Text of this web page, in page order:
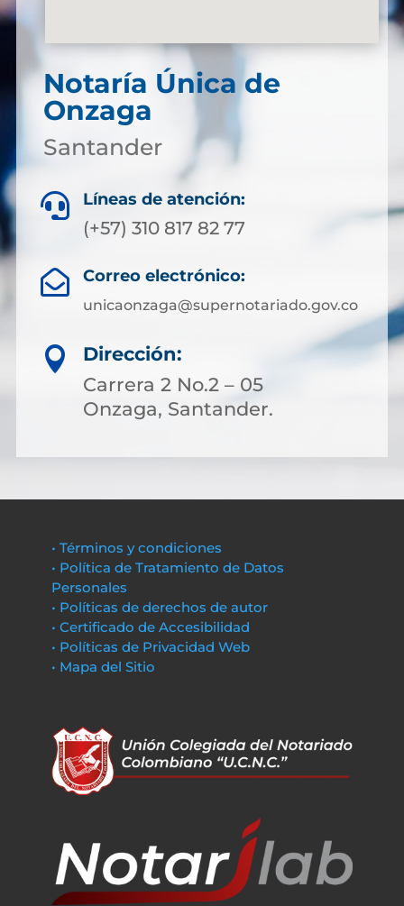
Notaría Única de
Onzaga
Santander
 Líneas de atención:
(+57) 310 817 82 77
 Correo electrónico:
unicaonzaga@supernotariado.gov.co

Dirección:
Carrera 2 No.2 – 05
Onzaga, Santander.
• Términos y condiciones
• Política de Tratamiento de Datos
Personales
• Políticas de derechos de autor
• Certificado de Accesibilidad
• Políticas de Privacidad Web
• Mapa del Sitio